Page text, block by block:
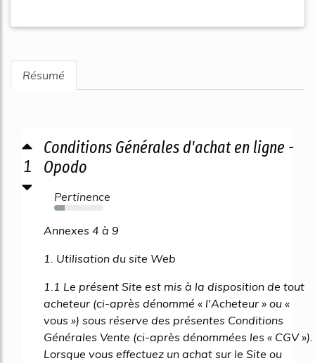
Résumé
1
Conditions Générales d'achat en ligne -
Opodo
Pertinence
21%
Annexes 4 à 9
1. Utilisation du site Web
1.1 Le présent Site est mis à la disposition de tout
acheteur (ci-après dénommé « l'Acheteur » ou «
vous ») sous réserve des présentes Conditions
Générales Vente (ci-après dénommées les « CGV »).
Lorsque vous effectuez un achat sur le Site ou